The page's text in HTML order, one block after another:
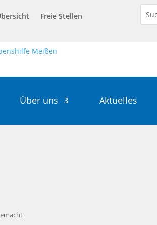
Freie Stellen
Über uns Aktuelles